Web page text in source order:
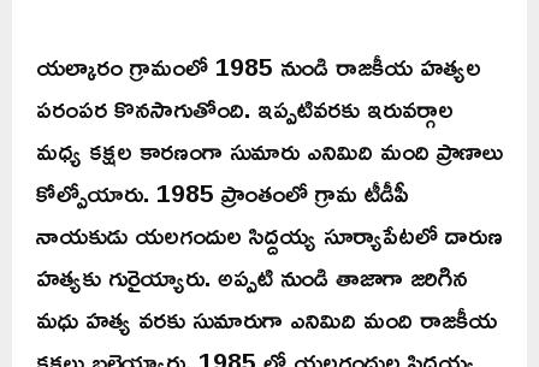
యల్కారం గ్రామంలో 1985 నుండి రాజకీయ హత్యల
పరంపర కొనసాగుతోంది. ఇప్పటివరకు ఇరువర్గాల
మధ్య కక్షల కారణంగా సుమారు ఎనిమిది మంది ప్రాణాలు
కోల్పోయారు. 1985 ప్రాంతంలో గ్రామ టీడీపీ
నాయకుడు యలగందుల సిద్దయ్య సూర్యాపేటలో దారుణ
హత్యకు గురైయ్యారు. అప్పటి నుండి తాజాగా జరిగిన
మధు హత్య వరకు సుమారుగా ఎనిమిది మంది రాజకీయ